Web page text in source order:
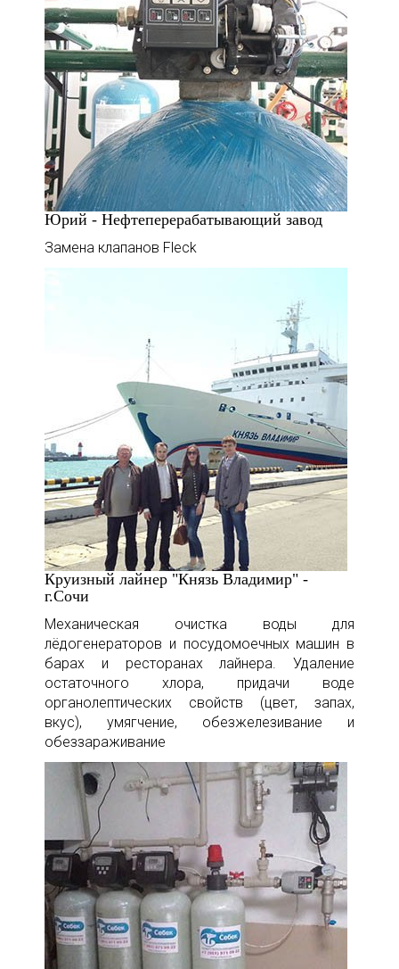
Юрий - Нефтеперерабатывающий завод
Замена клапанов Fleck
Круизный лайнер "Князь Владимир" -
г.Сочи
Механическая очистка воды для
лёдогенераторов и посудомоечных машин в
барах и ресторанах лайнера. Удаление
остаточного хлора, придачи воде
органолептических свойств (цвет, запах,
вкус), умягчение, обезжелезивание и
обеззараживание